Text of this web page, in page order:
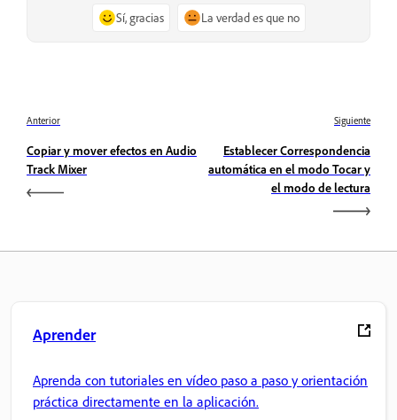
Sí, gracias La verdad es que no
Anterior
Copiar y mover efectos en Audio
Track Mixer
Siguiente
Establecer Correspondencia
automática en el modo Tocar y
el modo de lectura
Aprender
Aprenda con tutoriales en vídeo paso a paso y orientación
práctica directamente en la aplicación.